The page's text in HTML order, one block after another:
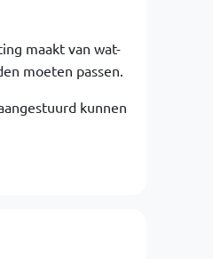
maakt van wat-
moeten passen.
kunnen